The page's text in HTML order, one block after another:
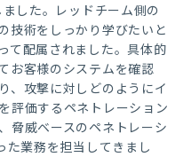
した。レッドチーム側の
技術をしっかり学びたいと
て配属されました。具体的
お客様のシステムを確認
、攻撃に対しどのようにイ
評価するペネトレーション
脅威ベースのペネトレーシ
た業務を担当してきまし